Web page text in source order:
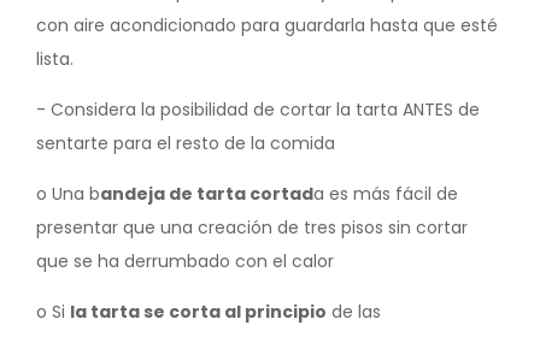
con aire acondicionado para guardarla hasta que esté
lista.
- Considera la posibilidad de cortar la tarta ANTES de
sentarte para el resto de la comida
o Una bandeja de tarta cortada es más fácil de
presentar que una creación de tres pisos sin cortar
que se ha derrumbado con el calor
o Si la tarta se corta al principio de las